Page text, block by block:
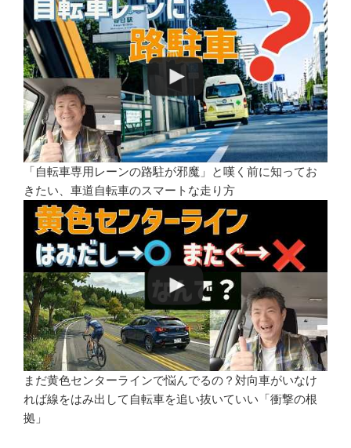
「自転車専用レーンの路駐が邪魔」と嘆く前に知ってお
きたい、車道自転車のスマートな走り方
まだ黄色センターラインで悩んでるの？対向車がいなけ
れば線をはみ出して自転車を追い抜いていい「衝撃の根
拠」